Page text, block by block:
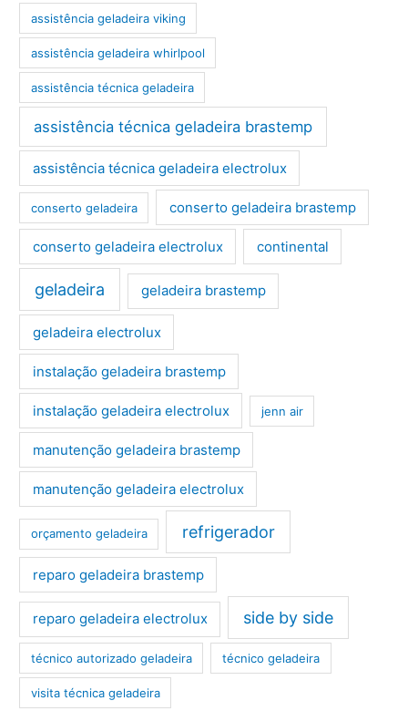
assistência geladeira viking
assistência geladeira whirlpool
assistência técnica geladeira
assistência técnica geladeira brastemp
assistência técnica geladeira electrolux
conserto geladeira conserto geladeira brastemp
conserto geladeira electrolux continental
geladeira geladeira brastemp
geladeira electrolux
instalação geladeira brastemp
instalação geladeira electrolux jenn air
manutenção geladeira brastemp
manutenção geladeira electrolux
orçamento geladeira refrigerador
reparo geladeira brastemp
reparo geladeira electrolux side by side
técnico autorizado geladeira técnico geladeira
visita técnica geladeira